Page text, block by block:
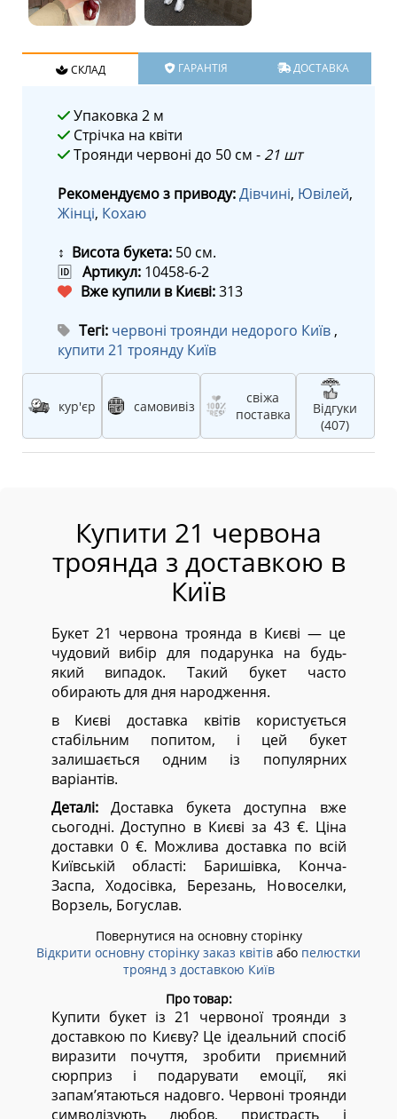
СКЛАД ГАРАНТІЯ ДОСТАВКА
Упаковка 2 м
Стрічка на квіти
Троянди червоні до 50 см -21 шт
Рекомендуємо з приводу:Дівчині, Ювілей,
Жінці, Кохаю
↕ Висота букета: 50 см.
🆔 Артикул: 10458-6-2
Вже купили в Києві:313
Тегі: червоні троянди недорого Київ ,
купити 21 троянду Київ
кур'єр самовивіз
свіжа
поставка
Відгуки
(407)
Купити 21 червона
троянда з доставкою в
Київ
Букет 21 червона троянда в Києві — це
чудовий вибір для подарунка на будь-
який випадок. Такий букет часто
обирають для дня народження.
в Києві доставка квітів користується
стабільним попитом, і цей букет
залишається одним із популярних
варіантів.
Деталі:Доставка букета доступна вже
сьогодні. Доступно в Києві за 43 €. Ціна
доставки 0 €. Можлива доставка по всій
Київській області: Баришівка, Конча-
Заспа, Ходосівка, Березань, Новоселки,
Ворзель, Богуслав.
Повернутися на основну сторінку
Відкрити основну сторінку заказ квітів або пелюстки
троянд з доставкою Київ
Про товар:
Купити букет із 21 червоної троянди з
доставкою по Києву? Це ідеальний спосіб
виразити почуття, зробити приємний
сюрприз і подарувати емоції, які
запам’ятаються надовго. Червоні троянди
символізують любов, пристрасть і